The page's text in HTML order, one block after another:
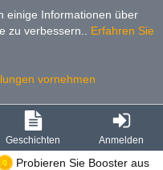
einige Informationen über
zu verbessern.
Erfahren Sie
vornehmen
Geschichten Anmelden
Probieren Sie Booster aus